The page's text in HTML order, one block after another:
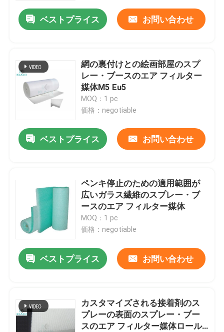
ベストプライス お問い合わせ
網の裏付けとの絵画部屋のスプ
レー・ブースのエア フィルター
媒体M5 Eu5
MOQ：1 pc
価格：negotiable
ベストプライス お問い合わせ
ペンキ停止のための適用範囲が
広いガラス繊維のスプレー・ブ
ースのエア フィルター媒体
MOQ：1 pc
価格：negotiable
ベストプライス お問い合わせ
カスタマイズされる接着剤のス
プレーの表面のスプレー・ブー
スのエア フィルター媒体ロール